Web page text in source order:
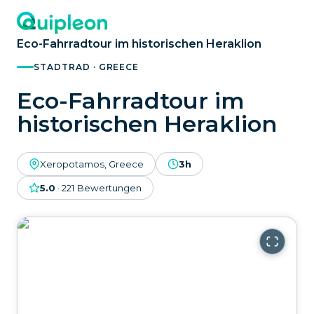
Eco-Fahrradtour im historischen Heraklion
STADTRAD · GREECE
Eco-Fahrradtour im
historischen Heraklion
Xeropotamos, Greece 3h
5.0 · 221 Bewertungen